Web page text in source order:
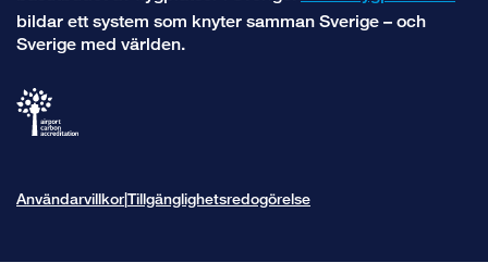
bildar ett system som knyter samman Sverige – och
Sverige med världen.
Användarvillkor|Tillgänglighetsredogörelse